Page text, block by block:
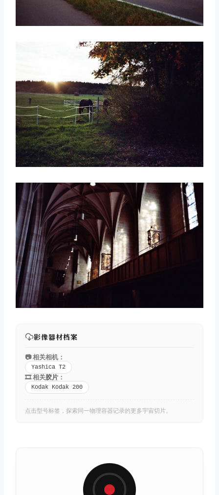
影像器材档案
📷 相关相机：
Yashica T2
🎞️ 相关胶片 ：
Kodak Kodak 200
点击型号标签，探索同一物理容器记录的更多宇宙切片。
取消